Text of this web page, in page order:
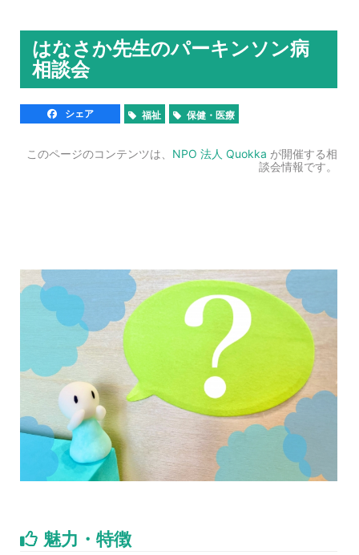
はなさか先生のパーキンソン病
相談会
シェア 福祉 保健・医療
このページのコンテンツは、 NPO 法人 Quokka が開催する相
談会情報です。
魅力・特徴